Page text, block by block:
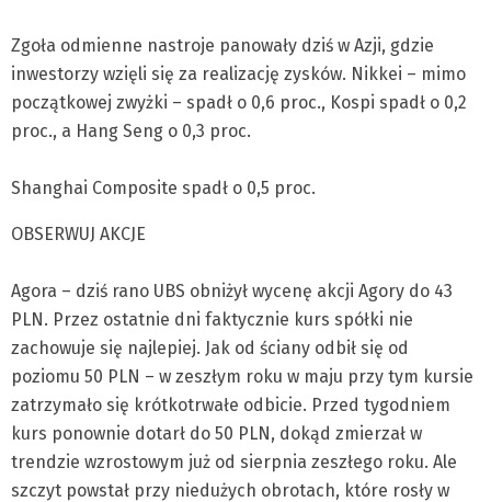
Zgoła odmienne nastroje panowały dziś w Azji, gdzie
inwestorzy wzięli się za realizację zysków. Nikkei – mimo
początkowej zwyżki – spadł o 0,6 proc., Kospi spadł o 0,2
proc., a Hang Seng o 0,3 proc.
Shanghai Composite spadł o 0,5 proc.
OBSERWUJ AKCJE
Agora – dziś rano UBS obniżył wycenę akcji Agory do 43
PLN. Przez ostatnie dni faktycznie kurs spółki nie
zachowuje się najlepiej. Jak od ściany odbił się od
poziomu 50 PLN – w zeszłym roku w maju przy tym kursie
zatrzymało się krótkotrwałe odbicie. Przed tygodniem
kurs ponownie dotarł do 50 PLN, dokąd zmierzał w
trendzie wzrostowym już od sierpnia zeszłego roku. Ale
szczyt powstał przy niedużych obrotach, które rosły w